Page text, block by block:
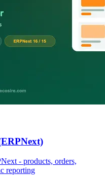
- products, orders,
reporting